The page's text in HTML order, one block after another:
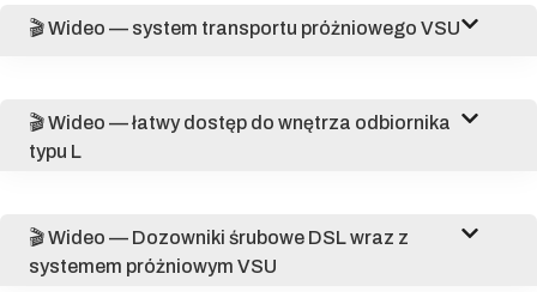
🎬 Wideo — system transportu próżniowego VSU
🎬 Wideo — łatwy dostęp do wnętrza odbiornika
typu L
🎬 Wideo — Dozowniki śrubowe DSL wraz z
systemem próżniowym VSU